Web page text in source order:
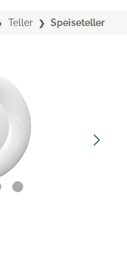
Teller Speiseteller